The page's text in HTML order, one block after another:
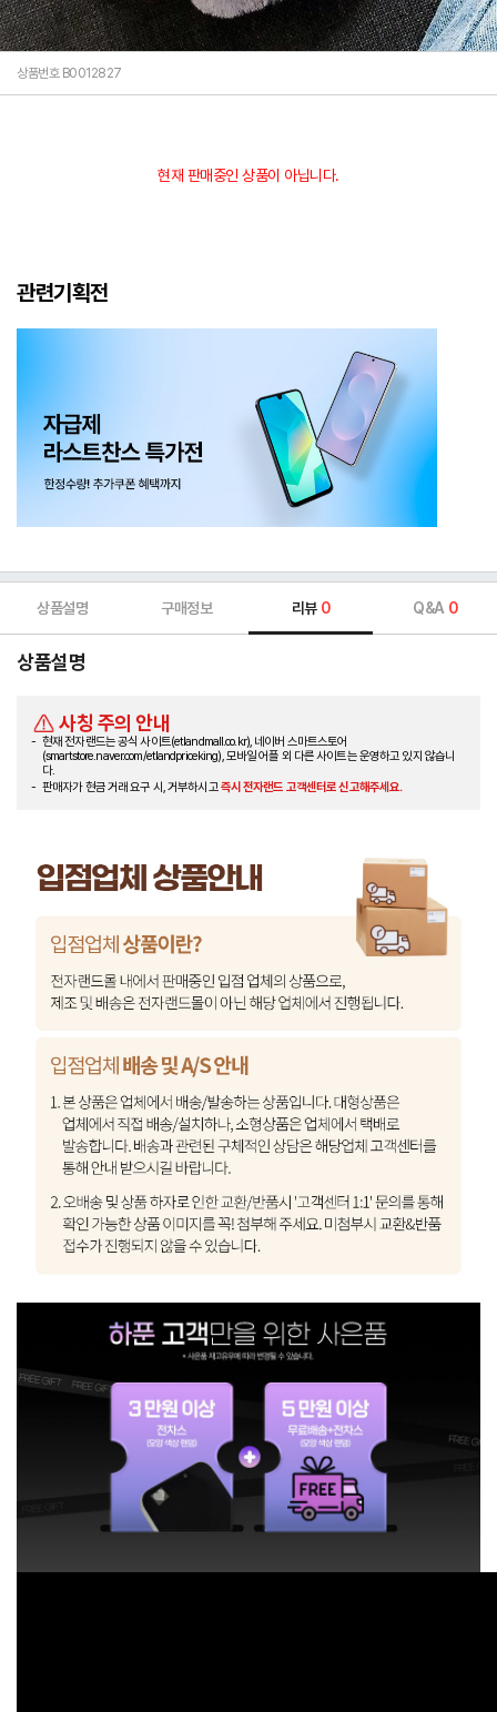
상품번호 B0012827
현재 판매중인 상품이 아닙니다.
관련기획전
상품설명 구매정보 리뷰 0 Q&A 0
상품설명
사칭 주의 안내
현재 전자랜드는 공식 사이트(etlandmall.co.kr), 네이버 스마트스토어
(smartstore.naver.com/etlandpriceking), 모바일 어플 외 다른 사이트는 운영하고 있지 않습니
다.
판매자가 현금 거래 요구 시, 거부하시고즉시 전자랜드 고객센터로 신고해주세요.